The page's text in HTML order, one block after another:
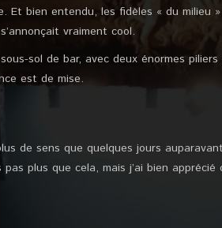
Et bien entendu, les fidèles « du
vraiment cool.
sol de bar, avec deux énormes
est de mise.
de sens que quelques jours
plus que cela, mais j’ai bien apprécié